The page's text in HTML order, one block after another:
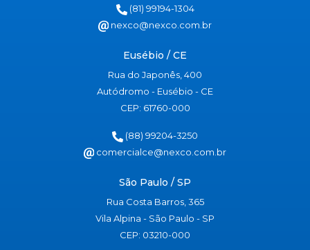
(81) 99194-1304
nexco@nexco.com.br
Eusébio / CE
Rua do Japonês, 400
Autódromo - Eusébio - CE
CEP: 61760-000
(88) 99204-3250
comercialce@nexco.com.br
São Paulo / SP
Rua Costa Barros, 365
Vila Alpina - São Paulo - SP
CEP: 03210-000